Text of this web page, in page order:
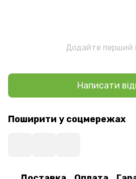
Додайте перший
Написати
Поширити у соцмережах